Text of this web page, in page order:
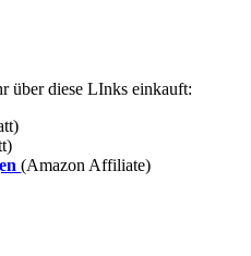
über diese LInks einkauft:
(Amazon Affiliate)